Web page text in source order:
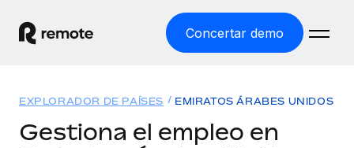
Concertar demo
EXPLORADOR DE PAÍSES EMIRATOS ÁRABES UNIDOS
Gestiona el empleo en